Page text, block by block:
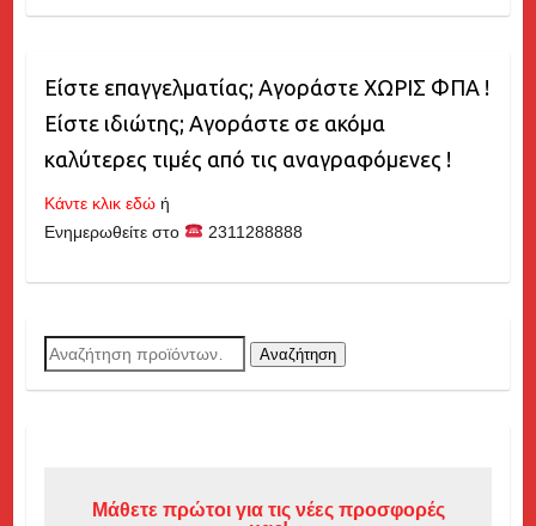
Είστε επαγγελματίας; Αγοράστε ΧΩΡΙΣ ΦΠΑ !
Είστε ιδιώτης; Αγοράστε σε ακόμα
καλύτερες τιμές από τις αναγραφόμενες !
Κάντε κλικ εδώή
Ενημερωθείτε στο
2311288888
Αναζήτηση
για:
Αναζήτηση
Μάθετε πρώτοι για τις νέες προσφορές